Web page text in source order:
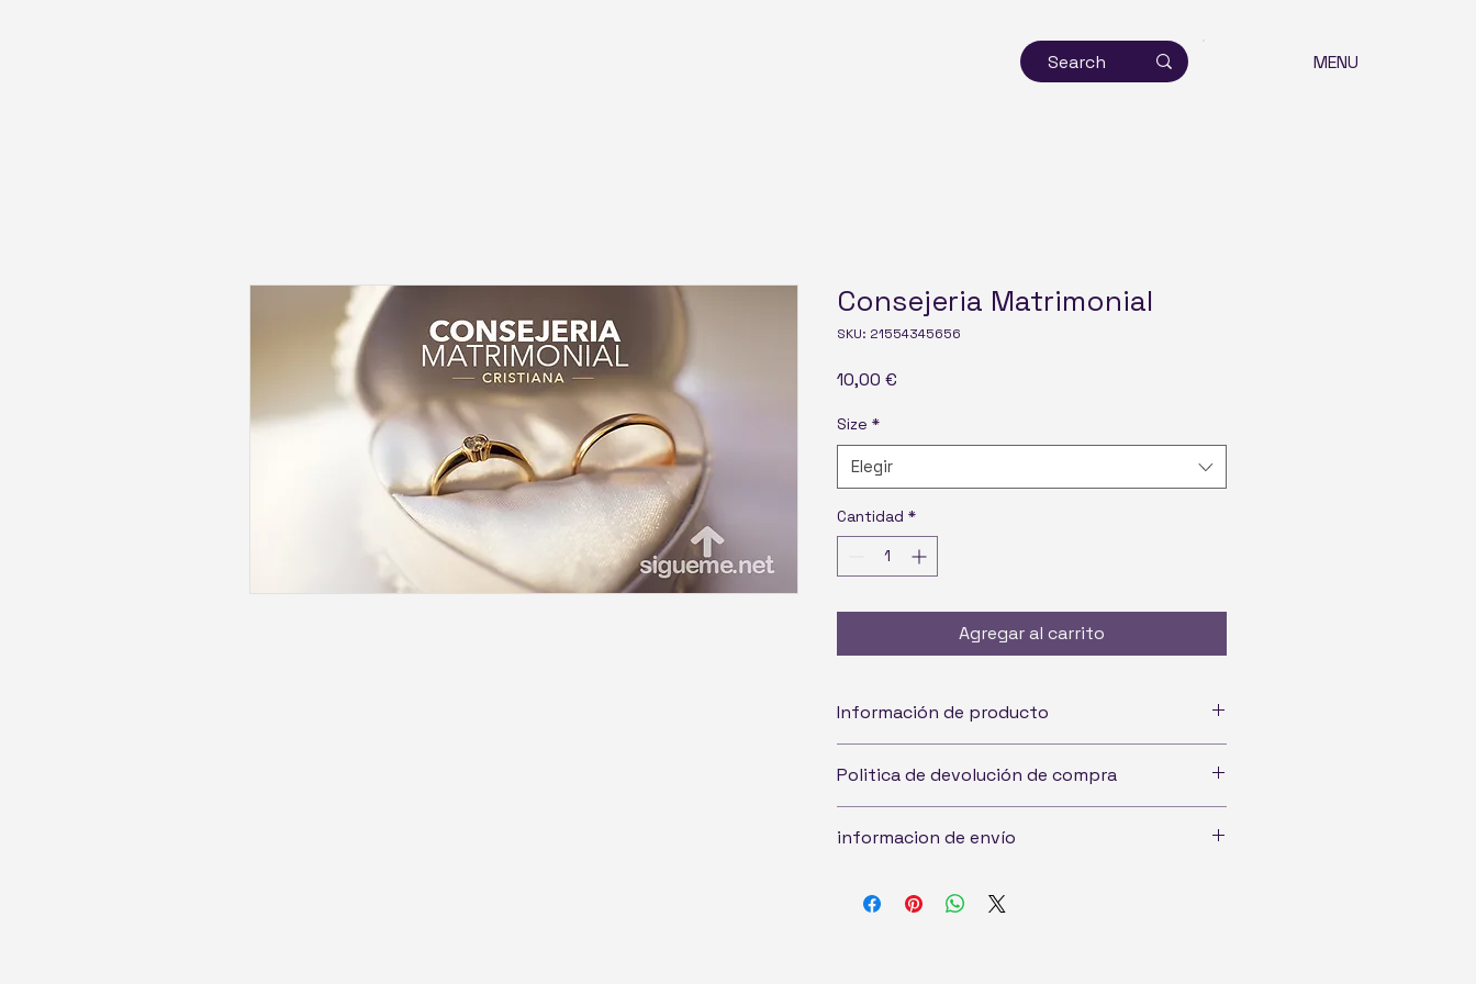
MENU
Consejeria Matrimonial
SKU: 21554345656
10,00 €
Size *
Elegir
Cantidad *
Agregar al carrito
Información de producto
Politica de devolución de compra
informacion de envío